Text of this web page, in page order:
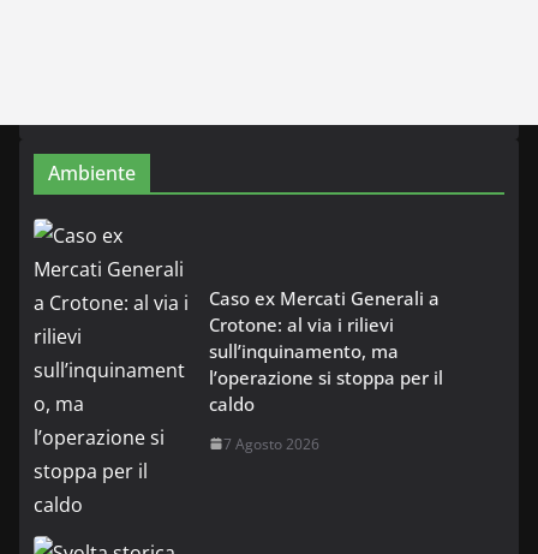
Ambiente
Caso ex Mercati Generali a
Crotone: al via i rilievi
sull’inquinamento, ma
l’operazione si stoppa per il
caldo
7 Agosto 2026